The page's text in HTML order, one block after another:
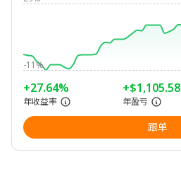
-11%
+27.64%
年收益率
+$1,105.58
年盈亏
跟单